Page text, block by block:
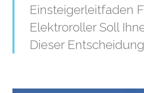
Einsteigerleitfaden
Elektroroller Soll
Dieser